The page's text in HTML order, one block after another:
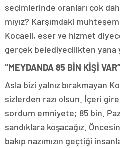
seçimlerinde oranları çok
mıyız? Karşımdaki
Kocaeli, eser ve hizmet
gerçek belediyecilikten yana
“MEYDANDA 85 BİN KİŞİ VAR”
Asla bizi yalnız bırakmayan
sizlerden razı olsun. İçeri
sordum emniyete; 85 bin.
sandıklara koşacağız.
bakıp nazımızın geçtiği